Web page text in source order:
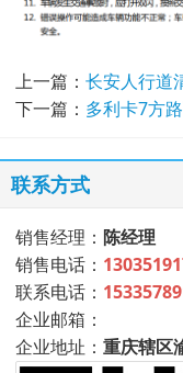
上一篇： 长安人行道
下一篇： 多利卡7方
联系方式
销售经理： 陈经理
销售电话：
联系电话：
企业邮箱：
企业地址： 重庆辖区